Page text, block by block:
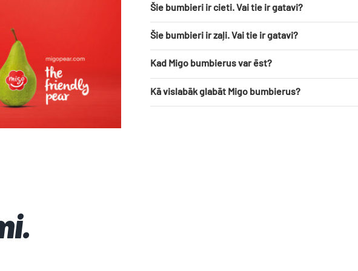
Šie bumbieri ir cieti. Vai tie ir gatavi?
Šie bumbieri ir zaļi. Vai tie ir gatavi?
Kad Migo bumbierus var ēst?
Kā vislabāk glabāt Migo bumbierus?